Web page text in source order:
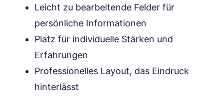
Leicht zu bearbeitende Felder für
persönliche Informationen
Platz für individuelle Stärken und
Erfahrungen
Professionelles Layout, das Eindruck
hinterlässt